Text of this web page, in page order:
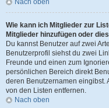
Nach oben
Wie kann ich Mitglieder zur
Mitglieder hinzufügen oder
Du kannst Benutzer auf zwei
Benutzerprofil siehst du zwei
Freunde und einen zum
persönlichen Bereich direkt
deren Benutzernamen eingibst.
von den Listen entfernen.
Nach oben